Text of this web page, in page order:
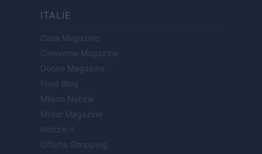
ITALIE
Casa Magazine
Cineverse Magazine
Donne Magazine
Food Blog
Milano Notizie
Motor Magazine
Notizie.it
Offerte Shopping